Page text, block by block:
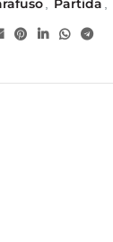
Partida